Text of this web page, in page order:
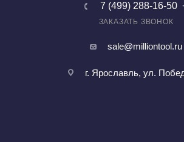
7 (499) 288-16-50
ЗАКАЗАТЬ ЗВОНОК
sale@milliontool.ru
г. Ярославль, ул.